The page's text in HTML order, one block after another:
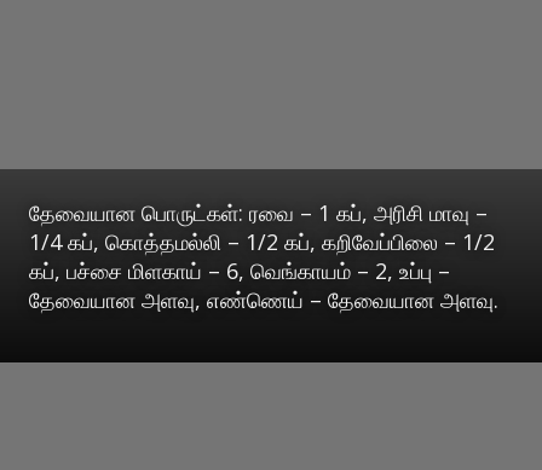
தேவையான பொருட்கள்: ரவை – 1 கப், அரிசி மாவு –
1/4 கப், கொத்தமல்லி – 1/2 கப், கறிவேப்பிலை – 1/2
கப், பச்சை மிளகாய் – 6, வெங்காயம் – 2, உப்பு –
தேவையான அளவு, எண்ணெய் – தேவையான அளவு.